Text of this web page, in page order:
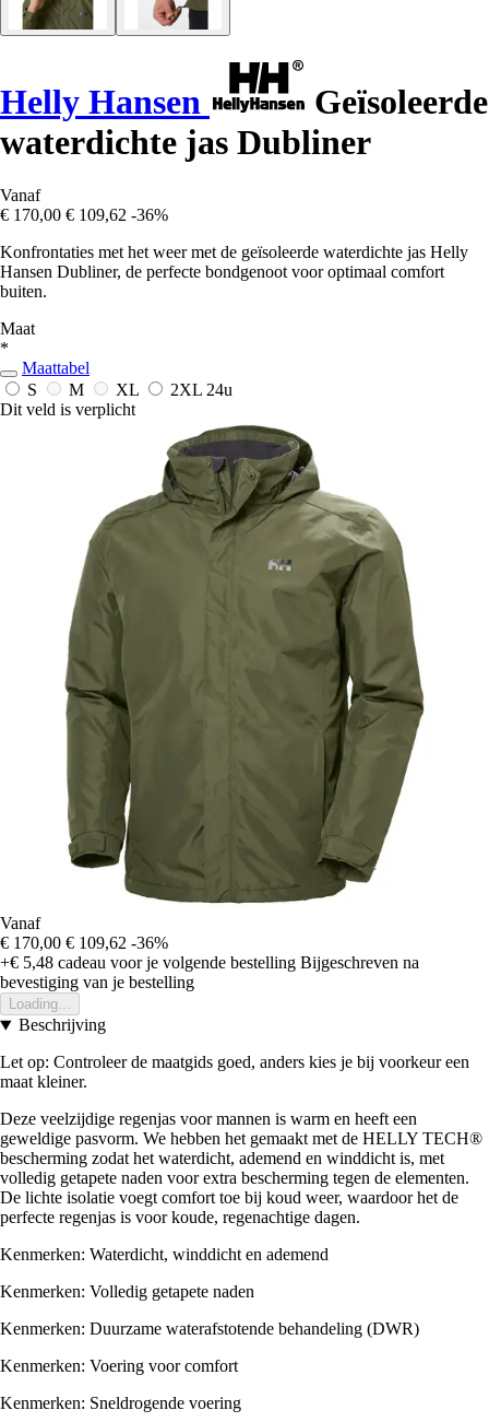
Helly Hansen
Geïsoleerde
waterdichte jas Dubliner
Vanaf
€ 170,00 € 109,62 -36%
Konfrontaties met het weer met de geïsoleerde waterdichte jas Helly
Hansen Dubliner, de perfecte bondgenoot voor optimaal comfort
buiten.
Maat
*
Maattabel
S
M XL 2XL 24u
Dit veld is verplicht
Vanaf
€ 170,00 € 109,62 -36%
+€ 5,48 cadeau voor je volgende bestelling Bijgeschreven na
bevestiging van je bestelling
Loading...
Beschrijving
Let op: Controleer de maatgids goed, anders kies je bij voorkeur een
maat kleiner.
Deze veelzijdige regenjas voor mannen is warm en heeft een
geweldige pasvorm. We hebben het gemaakt met de HELLY TECH®
bescherming zodat het waterdicht, ademend en winddicht is, met
volledig getapete naden voor extra bescherming tegen de elementen.
De lichte isolatie voegt comfort toe bij koud weer, waardoor het de
perfecte regenjas is voor koude, regenachtige dagen.
Kenmerken: Waterdicht, winddicht en ademend
Kenmerken: Volledig getapete naden
Kenmerken: Duurzame waterafstotende behandeling (DWR)
Kenmerken: Voering voor comfort
Kenmerken: Sneldrogende voering